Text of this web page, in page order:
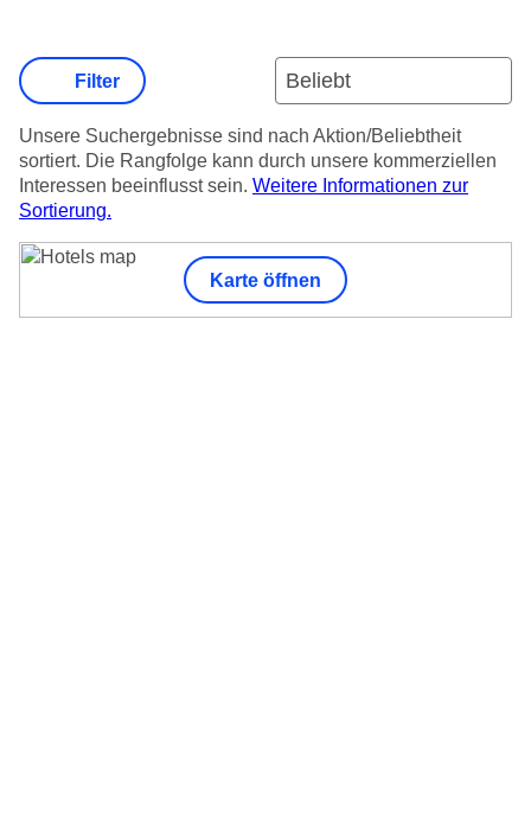
Unsere Suchergebnisse sind nach Aktion/Beliebtheit
sortiert. Die Rangfolge kann durch unsere kommerziellen
Interessen beeinflusst sein. Weitere Informationen zur
Sortierung.
Karte öffnen
Filter